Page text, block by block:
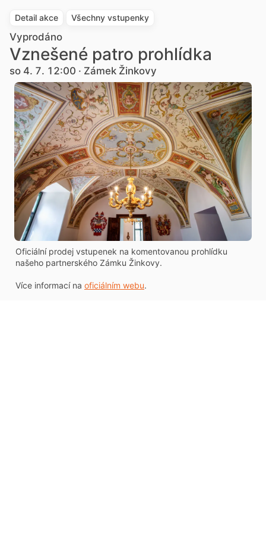
Detail akce Všechny vstupenky
Vyprodáno
Vznešené patro prohlídka
so 4. 7. 12:00 · Zámek Žinkovy
Oficiální prodej vstupenek na komentovanou prohlídku
našeho partnerského Zámku Žinkovy.
Více informací na oficiálním webu.